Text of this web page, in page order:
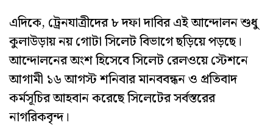
এদিকে, ট্রেনযাত্রীদের ৮ দফা দাবির এই আন্দোলন শুধু
কুলাউড়ায় নয় গোটা সিলেট বিভাগে ছড়িয়ে পড়ছে।
আন্দোলনের অংশ হিসেবে সিলেট রেলওয়ে স্টেশনে
আগামী ১৬ আগস্ট শনিবার মানববন্ধন ও প্রতিবাদ
কর্মসূচির আহবান করেছে সিলেটের সর্বস্তরের
নাগরিকবৃন্দ।